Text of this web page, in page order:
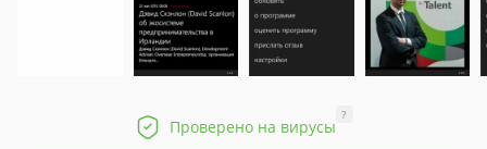
Проверено на вирусы
?